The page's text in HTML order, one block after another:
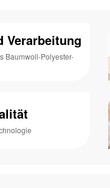
Verarbeitung
Baumwoll-Polyester-